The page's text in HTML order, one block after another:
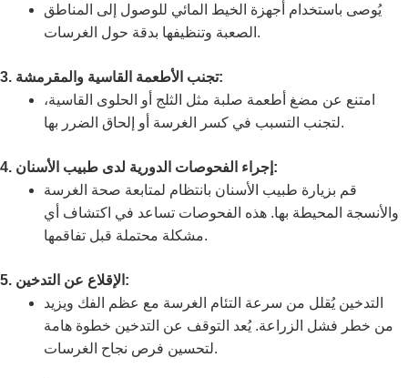
يُوصى باستخدام أجهزة الخيط المائي للوصول إلى المناطق
الصعبة وتنظيفها بدقة حول الغرسات.
3. تجنب الأطعمة القاسية والمقرمشة:
امتنع عن مضغ أطعمة صلبة مثل الثلج أو الحلوى القاسية،
لتجنب التسبب في كسر الغرسة أو إلحاق الضرر بها.
4. إجراء الفحوصات الدورية لدى طبيب الأسنان:
قم بزيارة طبيب الأسنان بانتظام لمتابعة صحة الغرسة
والأنسجة المحيطة بها. هذه الفحوصات تساعد في اكتشاف أي
مشكلة محتملة قبل تفاقمها.
5. الإقلاع عن التدخين:
التدخين يُقلل من سرعة التئام الغرسة مع عظم الفك ويزيد
من خطر فشل الزراعة. يُعد التوقف عن التدخين خطوة هامة
لتحسين فرص نجاح الغرسات.